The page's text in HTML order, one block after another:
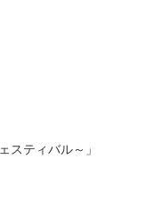
スティバル～」